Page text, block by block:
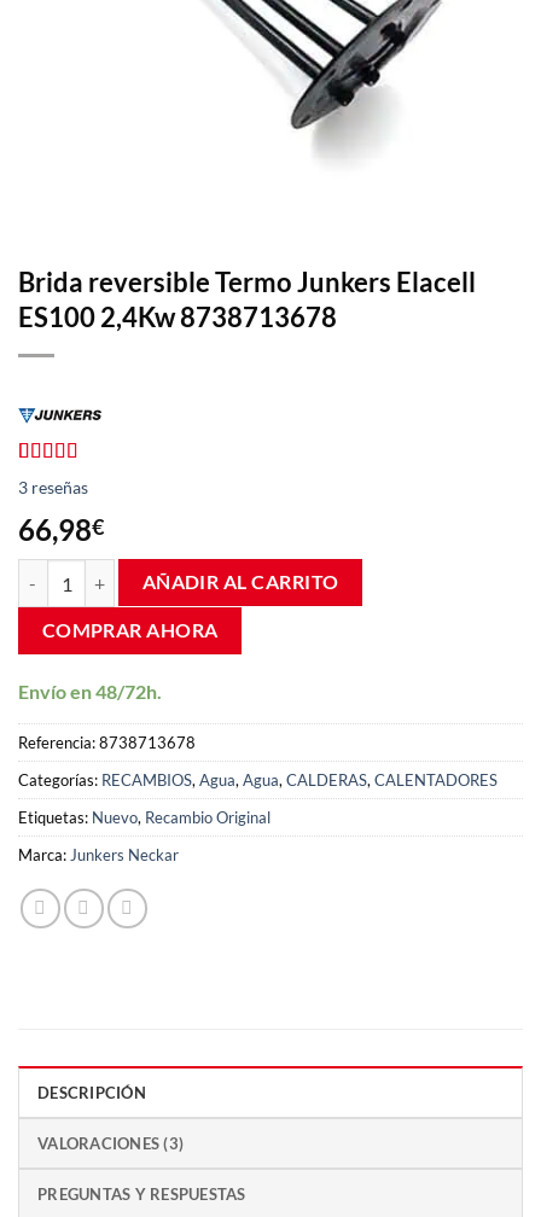
Brida reversible Termo Junkers Elacell
ES100 2,4Kw 8738713678
Valorado
con5.00de
5 en base a
3
valoraciones
de clientes
3 reseñas
66,98€
Brida reversible Termo Junkers Elacell ES100 2,4Kw 8738713678
AÑADIR AL CARRITO
COMPRAR AHORA
Envío en 48/72h.
Referencia:8738713678
Categorías: RECAMBIOS, Agua, Agua, CALDERAS, CALENTADORES
Etiquetas: Nuevo, Recambio Original
Marca: Junkers Neckar
DESCRIPCIÓN
VALORACIONES (3)
PREGUNTAS Y RESPUESTAS